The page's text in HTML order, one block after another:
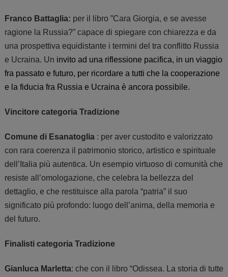
Franco Battaglia: per il libro ”Cara Giorgia, e se avesse
ragione la Russia?” capace di spiegare con chiarezza e da
una prospettiva equidistante i termini del tra conflitto Russia
e Ucraina. Un invito ad una riflessione pacifica, in un viaggio
fra passato e futuro, per ricordare a tutti che la cooperazione
e la fiducia fra Russia e Ucraina è ancora possibile.
Vincitore categoria Tradizione
Comune di Esanatoglia : per aver custodito e valorizzato
con rara coerenza il patrimonio storico, artistico e spirituale
dell’Italia più autentica. Un esempio virtuoso di comunità che
resiste all’omologazione, che celebra la bellezza del
dettaglio, e che restituisce alla parola “patria” il suo
significato più profondo: luogo dell’anima, della memoria e
del futuro.
Finalisti categoria Tradizione
Gianluca Marletta: che con il libro “Odissea. La storia di tutte